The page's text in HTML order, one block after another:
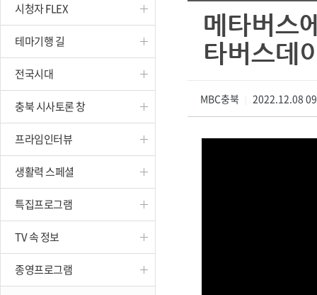
옥천
TV 속 정보
종영프로그램
시청자 FLEX
테마기행 길
전국시대
충북 시사토론 창
프라임인터뷰
생활력 스페셜
특집프로그램
TV 속 정보
종영프로그램
메타버스
타버스데
MBC충북 2022.12.08